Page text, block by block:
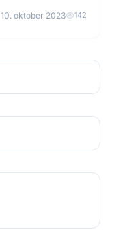
10. oktober 2023 142